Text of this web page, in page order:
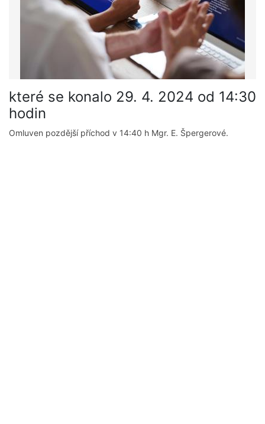
které se konalo 29. 4. 2024 od 14:30
hodin
Omluven pozdější příchod v 14:40 h Mgr. E. Špergerové.